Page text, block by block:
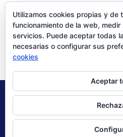
info@glezco.com
© Glezco Asesores y
Politica de
X
Utilizamos cookies propias y de
funcionamiento de la web,
servicios. Puede aceptar todas
necesarias o configurar sus
cookies
Aceptar